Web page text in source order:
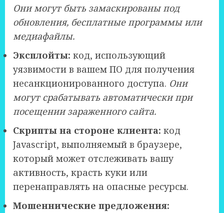
Они могут быть замаскированы под
обновления, бесплатные программы или
медиафайлы.
Эксплойты: код, использующий
уязвимости в вашем ПО для получения
несанкционированного доступа. Они
могут срабатывать автоматически при
посещении зараженного сайта.
Скрипты на стороне клиента: код
Javascript, выполняемый в браузере,
который может отслеживать вашу
активность, красть куки или
перенаправлять на опасные ресурсы.
Мошеннические предложения: